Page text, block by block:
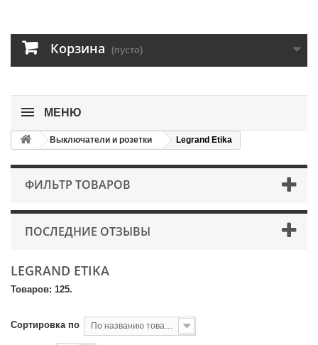
Корзина (пусто)
МЕНЮ
Выключатели и розетки Legrand Etika
ФИЛЬТР ТОВАРОВ
ПОСЛЕДНИЕ ОТЗЫВЫ
LEGRAND ETIKA
Товаров: 125.
Сортировка по По названию товара, от А до Я